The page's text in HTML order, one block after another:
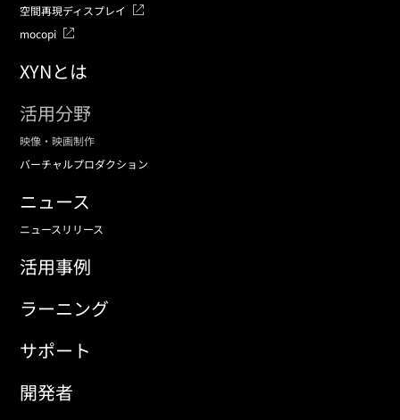
空間再現ディスプレイ
mocopi
XYNとは
活用分野
映像・映画制作
バーチャルプロダクション
ニュース
ニュースリリース
活用事例
ラーニング
サポート
開発者